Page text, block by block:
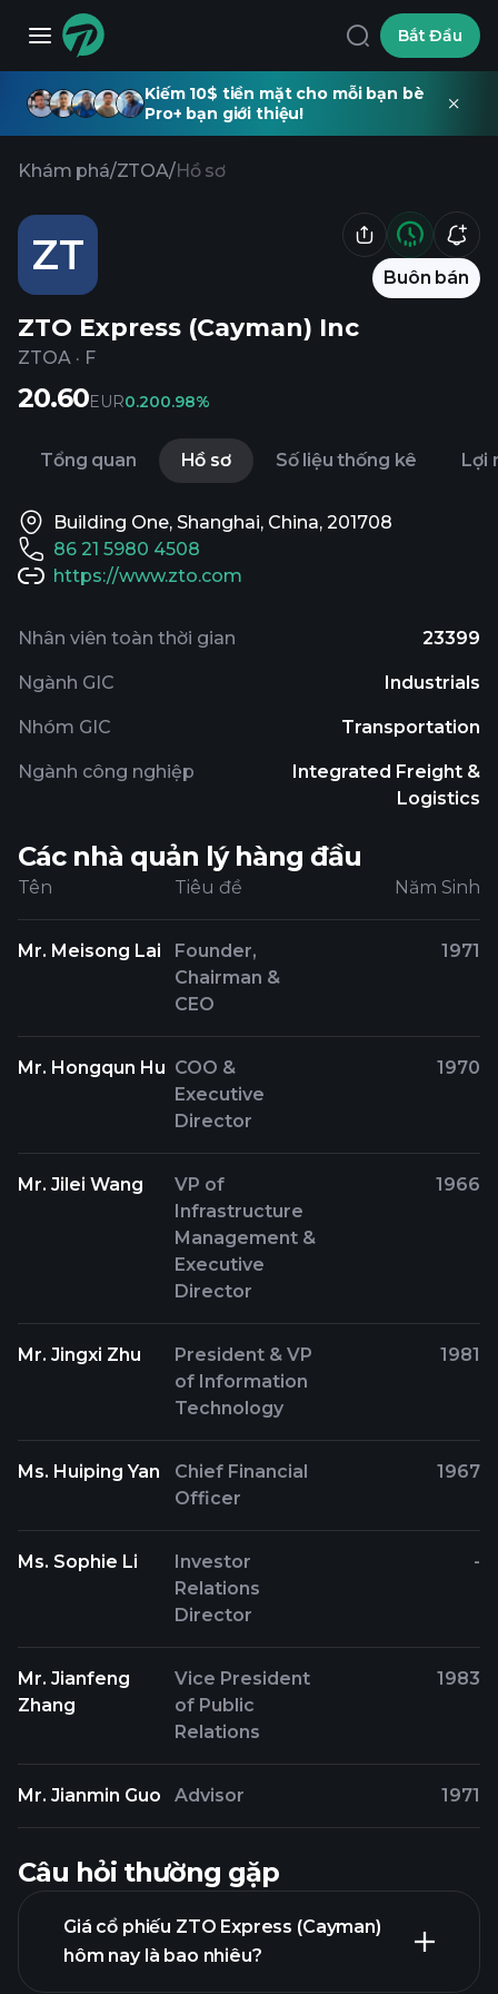
Bắt Đầu
Kiếm 10$ tiền mặt cho mỗi bạn bè
Pro+ bạn giới thiệu!
Khám phá/ZTOA/Hồ sơ
ZT Buôn bán
ZTO Express (Cayman) Inc
ZTOA · F
20.60EUR0.200.98%
Tổng quan Hồ sơ Số liệu thống kê Lợi
Building One, Shanghai, China, 201708
86 21 5980 4508
https://www.zto.com
Nhân viên toàn thời gian 23399
Ngành GIC Industrials
Nhóm GIC Transportation
Ngành công nghiệp
Integrated Freight &
Logistics
Các nhà quản lý hàng đầu
Tên Tiêu đề Năm Sinh
Mr. Meisong Lai
Founder,
Chairman &
CEO
1971
Mr. Hongqun Hu COO &
Executive
Director
1970
Mr. Jilei Wang
VP of
Infrastructure
Management &
Executive
Director
1966
Mr. Jingxi Zhu
President & VP
of Information
Technology
1981
Ms. Huiping Yan
Chief Financial
Officer
1967
Ms. Sophie Li
Investor
Relations
Director
-
Mr. Jianfeng
Zhang
Vice President
of Public
Relations
1983
Mr. Jianmin Guo Advisor 1971
Câu hỏi thường gặp
Giá cổ phiếu ZTO Express (Cayman)
hôm nay là bao nhiêu?